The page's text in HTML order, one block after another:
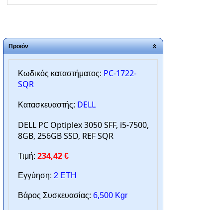
Προϊόν
Κωδικός καταστήματος: PC-1722-
SQR
Κατασκευαστής: DELL
DELL PC Optiplex 3050 SFF, i5-7500,
8GB, 256GB SSD, REF SQR
Τιμή: 234,42 €
Εγγύηση: 2 ΕΤΗ
Βάρος Συσκευασίας: 6,500 Kgr